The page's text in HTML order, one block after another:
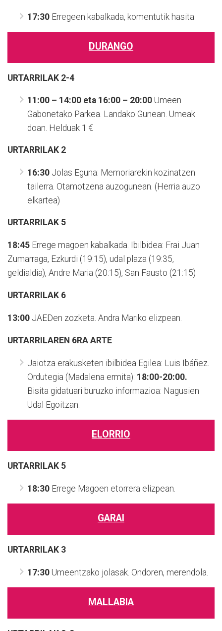
17:30 Erregeen kabalkada, komentutik hasita.
DURANGO
URTARRILAK 2-4
11:00 – 14:00 eta 16:00 – 20:00 Umeen
Gabonetako Parkea. Landako Gunean. Umeak
doan. Helduak 1 €
URTARRILAK 2
16:30 Jolas Eguna: Memoriarekin kozinatzen
tailerra. Otamotzena auzogunean. (Herria auzo
elkartea)
URTARRILAK 5
18:45 Errege magoen kabalkada. Ibilbidea: Frai Juan
Zumarraga, Ezkurdi (19:15), udal plaza (19:35,
geldialdia), Andre Maria (20:15), San Fausto (21:15)
URTARRILAK 6
13:00 JAEDen zozketa. Andra Mariko elizpean.
URTARRILAREN 6RA ARTE
Jaiotza erakusketen ibilbidea Egilea: Luis Ibáñez.
Ordutegia (Madalena ermita): 18:00-20:00.
Bisita gidatuari buruzko informazioa: Nagusien
Udal Egoitzan.
ELORRIO
URTARRILAK 5
18:30 Errege Magoen etorrera elizpean.
GARAI
URTARRILAK 3
17:30 Umeentzako jolasak. Ondoren, merendola.
MALLABIA